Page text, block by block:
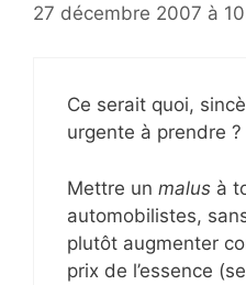
27 décembre 2007 à
Ce serait quoi,
urgente à prendre ?
Mettre un malus à
automobilistes,
plutôt augmenter
prix de l’essence